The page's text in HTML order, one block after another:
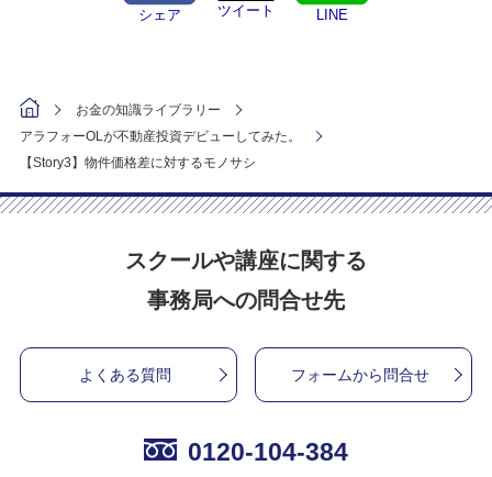
シェア ツイート LINE
お金の知識ライブラリー
アラフォーOLが不動産投資デビューしてみた。
【Story3】物件価格差に対するモノサシ
スクールや講座に関する
事務局への問合せ先
よくある質問 フォームから問合せ
0120-104-384